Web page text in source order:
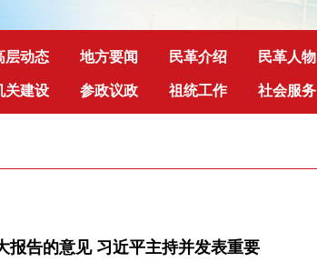
层动态 地方要闻 民革介绍 民革人物
关建设 参政议政 祖统工作 社会服务
报告的意见 习近平主持并发表重要